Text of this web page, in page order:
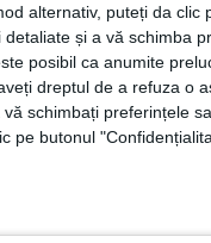
alternativ, puteți da clic
și a vă schimba
posibil ca anumite
dreptul de a refuza o
schimbați preferințele
pe butonul